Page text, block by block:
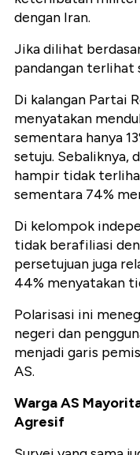
dengan Iran.
Jika dilihat
pandangan terlihat
Di kalangan Partai
menyatakan
sementara hanya
setuju. Sebaliknya,
hampir tidak
sementara 74%
Di kelompok
tidak berafiliasi
persetujuan juga
44% menyatakan
Polarisasi ini
negeri dan
menjadi garis
AS.
Warga AS
Agresif